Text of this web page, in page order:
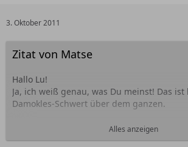
3. Oktober 2011
Zitat von Matse
Hallo Lu!
Ja, ich weiß genau, was Du meinst! Das
Damokles-Schwert über dem ganzen.
Ich werde trotzdem keinen Top-Mount
unserem speziellen Falle wofür ich den
Alles anzeigen